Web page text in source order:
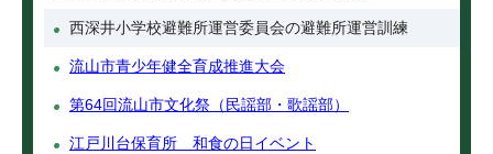
西深井小学校避難所運営委員会の避難所運営訓練
流山市青少年健全育成推進大会
第64回流山市文化祭（民謡部・歌謡部）
江戸川台保育所 和食の日イベント